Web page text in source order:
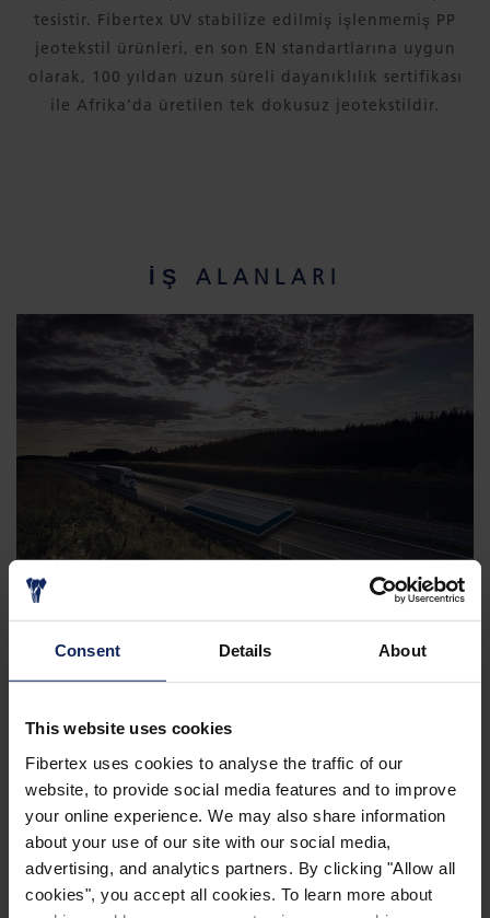
Consent Details About
This website uses cookies
Fibertex uses cookies to analyse the traffic of our
website, to provide social media features and to improve
your online experience. We may also share information
about your use of our site with our social media,
advertising, and analytics partners. By clicking "Allow all
cookies", you accept all cookies. To learn more about
tesistir. Fibertex UV stabilize edilmiş işlenmemiş PP
jeotekstil ürünleri, en son EN standartlarına uygun
olarak, 100 yıldan uzun süreli dayanıklılık sertifikası
ile Afrika’da üretilen tek dokusuz jeotekstildir.
İŞ ALANLARI
OTOMOTIV